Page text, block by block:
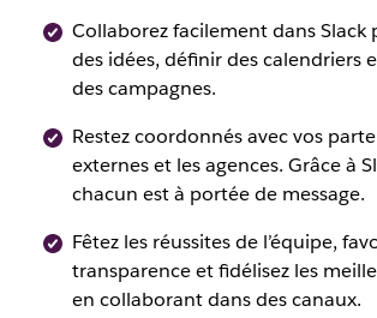
Collaborez facilement dans
des idées, définir des calendriers
des campagnes.
Restez coordonnés avec vos
externes et les agences. Grâce à
chacun est à portée de message.
Fêtez les réussites de l’équipe,
transparence et fidélisez les
en collaborant dans des canaux.